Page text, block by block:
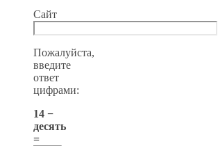
Сайт
Пожалуйста,
введите
ответ
цифрами:
14 −
десять
=